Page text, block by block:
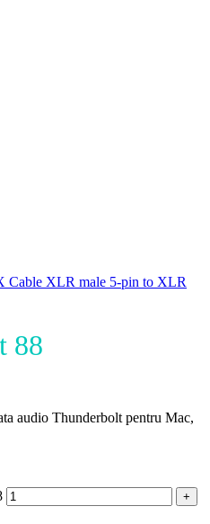
XLR male 5-pin to XLR
88
audio Thunderbolt pentru Mac,